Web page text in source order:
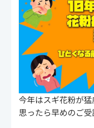
今年はスギ花粉が
思ったら早めのご受